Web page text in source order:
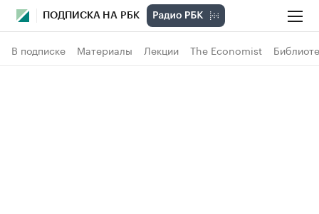
ПОДПИСКА НА РБК
В подписке Материалы Лекции The Economist